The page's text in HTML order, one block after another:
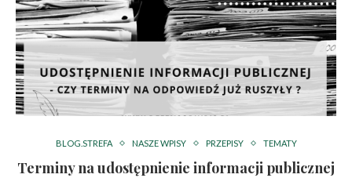
BLOG.STREFA NASZE WPISY PRZEPISY TEMATY
Terminy na udostępnienie informacji publicznej